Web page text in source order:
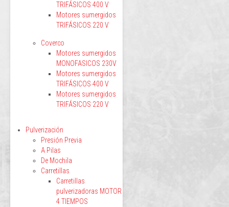
TRIFÁSICOS 400 V
Motores sumergidos
TRIFÁSICOS 220 V
Coverco
Motores sumergidos
MONOFASICOS 230V
Motores sumergidos
TRIFÁSICOS 400 V
Motores sumergidos
TRIFÁSICOS 220 V
Pulverización
Presión Previa
A Pilas
De Mochila
Carretillas
Carretillas
pulverizadoras MOTOR
4 TIEMPOS